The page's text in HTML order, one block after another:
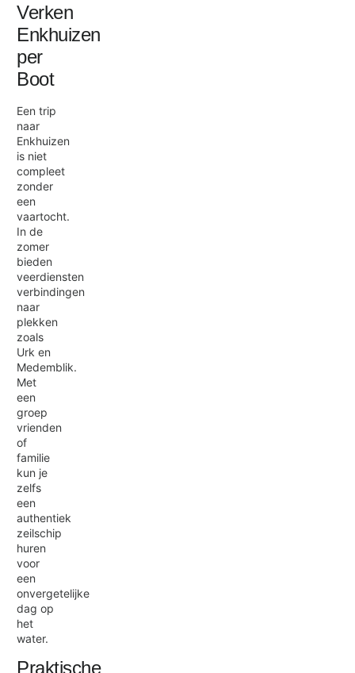
Verken
Enkhuizen
per
Boot
Een trip
naar
Enkhuizen
is niet
compleet
zonder
een
vaartocht.
In de
zomer
bieden
veerdiensten
verbindingen
naar
plekken
zoals
Urk en
Medemblik.
Met
een
groep
vrienden
of
familie
kun je
zelfs
een
authentiek
zeilschip
huren
voor
een
onvergetelijke
dag op
het
water.
Praktische